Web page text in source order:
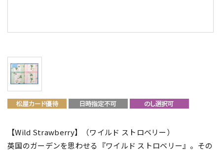
【Wild Strawberry】（ワイルド ストロベリー）
英国のガーデンを思わせる『ワイルド ストロベリー』。その